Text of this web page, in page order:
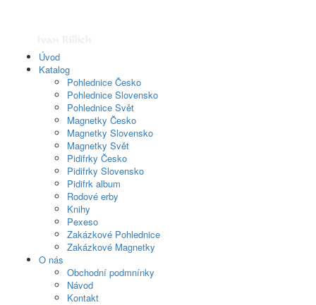
Úvod
Katalog
Pohlednice Česko
Pohlednice Slovensko
Pohlednice Svět
Magnetky Česko
Magnetky Slovensko
Magnetky Svět
Pidifrky Česko
Pidifrky Slovensko
Pidifrk album
Rodové erby
Knihy
Pexeso
Zakázkové Pohlednice
Zakázkové Magnetky
O nás
Obchodní podmnínky
Návod
Kontakt